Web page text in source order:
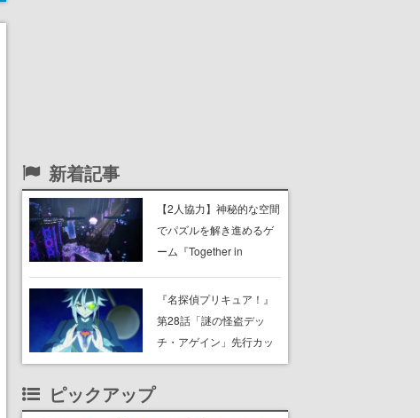
新着記事
【2人協力】神秘的な空間
でパズルを解き進めるゲ
ーム『Together in
8月8日Steamでリリー
ス。時に忘れ去られた世
界の古代洞窟を舞台に、4
『名探偵プリキュア！』
第28話「謎の怪盗デッ
チ・アゲイン」先行カッ
ト解禁。泣きぼくろにモ
ピックアップ